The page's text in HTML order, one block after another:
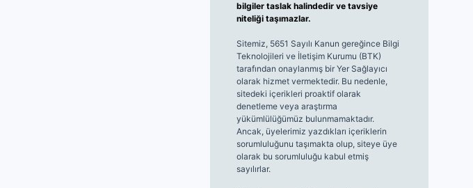
bilgiler taslak halindedir ve tavsiye
niteliği taşımazlar.
Sitemiz, 5651 Sayılı Kanun gereğince Bilgi
Teknolojileri ve İletişim Kurumu (BTK)
tarafından onaylanmış bir Yer Sağlayıcı
olarak hizmet vermektedir. Bu nedenle,
sitedeki içerikleri proaktif olarak
denetleme veya araştırma
yükümlülüğümüz bulunmamaktadır.
Ancak, üyelerimiz yazdıkları içeriklerin
sorumluluğunu taşımakta olup, siteye üye
olarak bu sorumluluğu kabul etmiş
sayılırlar.